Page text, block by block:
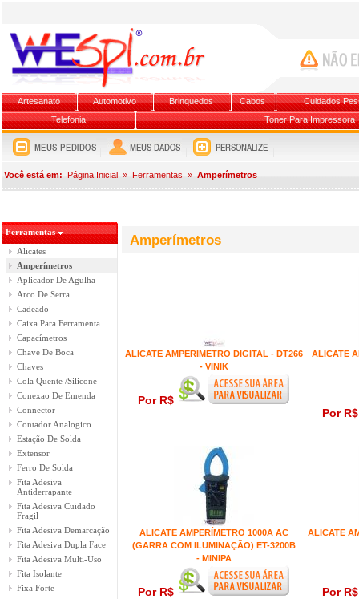
Artesanato Automotivo Brinquedos Cabos
Cuidados
Telefonia
Toner Para Impressora
Você está em: Página Inicial » Ferramentas » Amperímetros
Ferramentas
Alicates
Amperímetros
Aplicador De Agulha
Arco De Serra
Cadeado
Caixa Para Ferramenta
Capacímetros
Chave De Boca
Chaves
Cola Quente /Silicone
Conexao De Emenda
Connector
Contador Analogico
Estação De Solda
Extensor
Ferro De Solda
Fita Adesiva
Antiderrapante
Fita Adesiva Cuidado
Fragil
Fita Adesiva Demarcação
Fita Adesiva Dupla Face
Fita Adesiva Multi-Uso
Fita Isolante
Fixa Forte
Amperímetros
ALICATE AMPERIMETRO DIGITAL - DT266
- VINIK
Por R$
ALICATE
Por
ALICATE AMPERÍMETRO 1000A AC
(GARRA COM ILUMINAÇÃO) ET-3200B
- MINIPA
Por R$
ALICATE
Por